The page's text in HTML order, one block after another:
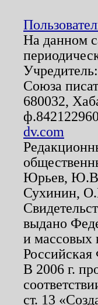
На данном
Союза
680032,
dv.com
Юрьев,
Сухинин,
выдано
и массовых
В 2006 г.
ст. 13